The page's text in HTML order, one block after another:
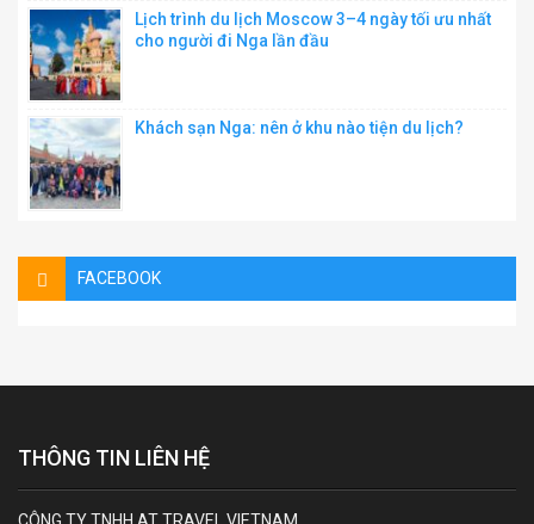
Lịch trình du lịch Moscow 3–4 ngày tối ưu nhất
cho người đi Nga lần đầu
Khách sạn Nga: nên ở khu nào tiện du lịch?
FACEBOOK
THÔNG TIN LIÊN HỆ
CÔNG TY TNHH AT TRAVEL VIETNAM